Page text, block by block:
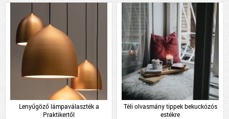
Lenyűgöző lámpaválaszték a
Praktikertől
Téli olvasmány tippek bekuckózós
estékre